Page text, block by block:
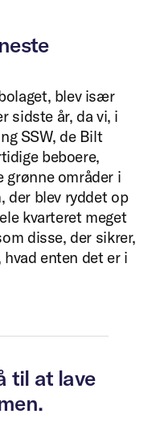
blev især
sidste år, da vi, i
SSW, de Bilt
beboere,
grønne områder i
der blev ryddet op
kvarteret meget
disse, der sikrer,
enten det er i
til at lave
Send